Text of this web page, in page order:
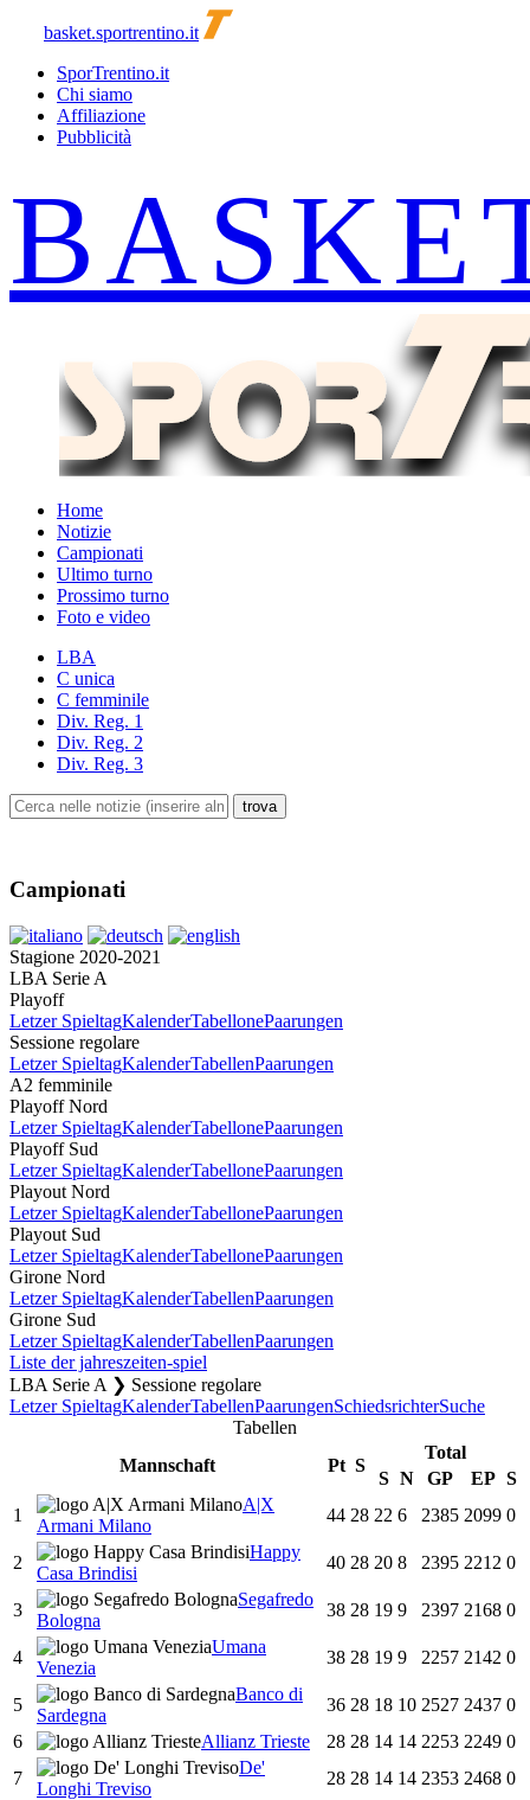
basket.sportrentino.it
SporTrentino.it
Chi siamo
Affiliazione
Pubblicità
Home
Notizie
Campionati
Ultimo turno
Prossimo turno
Foto e video
LBA
C unica
C femminile
Div. Reg. 1
Div. Reg. 2
Div. Reg. 3
Campionati
Stagione 2020-2021
LBA Serie A
Playoff
Letzer SpieltagKalenderTabellonePaarungen
Sessione regolare
Letzer SpieltagKalenderTabellenPaarungen
A2 femminile
Playoff Nord
Letzer SpieltagKalenderTabellonePaarungen
Playoff Sud
Letzer SpieltagKalenderTabellonePaarungen
Playout Nord
Letzer SpieltagKalenderTabellonePaarungen
Playout Sud
Letzer SpieltagKalenderTabellonePaarungen
Girone Nord
Letzer SpieltagKalenderTabellenPaarungen
Girone Sud
Letzer SpieltagKalenderTabellenPaarungen
Liste der jahreszeiten-spiel
LBA Serie A ❯ Sessione regolare
Letzer SpieltagKalenderTabellenPaarungenSchiedsrichterSuche
Tabellen
Mannschaft
Pt S
Total
S N GP EP S
1
A|X
Armani Milano
44 28 22 6 2385 2099 0
2
Happy
Casa Brindisi
40 28 20 8 2395 2212 0
3
Segafredo
Bologna
38 28 19 9 2397 2168 0
4
Umana
Venezia
38 28 19 9 2257 2142 0
5
Banco di
Sardegna
36 28 18 10 2527 2437 0
6
Allianz Trieste 28 28 14 14 2253 2249 0
7
De'
Longhi Treviso
28 28 14 14 2353 2468 0